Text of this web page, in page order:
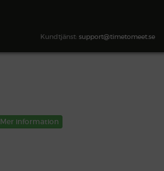
Kundtjänst: support@timetomeet.se
Mer information